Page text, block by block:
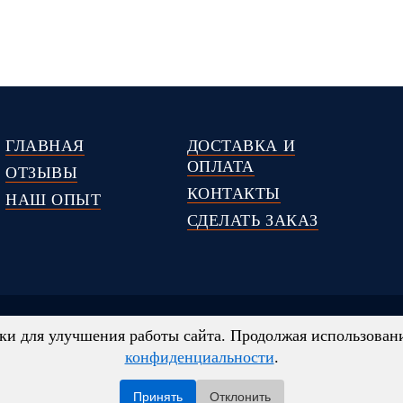
ГЛАВНАЯ
ОТЗЫВЫ
НАШ ОПЫТ
ДОСТАВКА И
ОПЛАТА
КОНТАКТЫ
СДЕЛАТЬ ЗАКАЗ
информационный характер, являются
касающаяся комплектаций, технических характеристик,
аренды оборудования и т. п., ни при каких условиях не
для улучшения работы сайта. Продолжая
конфиденциальности.
Принять Отклонить